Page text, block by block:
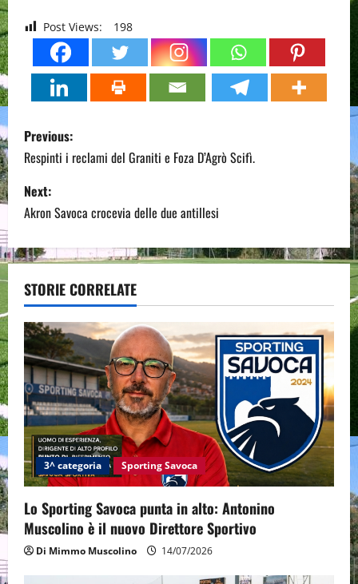
Post Views: 198
P
o
s
t
n
a
v
i
g
a
t
i
o
n
Previous:
Respinti i reclami del Graniti e Foza D’Agrò Scifì.
Next:
Akron Savoca crocevia delle due antillesi
STORIE CORRELATE
3^ categoria Sporting Savoca
Lo Sporting Savoca punta in alto: Antonino
Muscolino è il nuovo Direttore Sportivo
Di Mimmo Muscolino 14/07/2026